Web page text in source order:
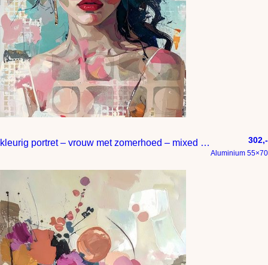
kleurig portret – vrouw met zomerhoed – mixed media 302,-
Aluminium 55×70